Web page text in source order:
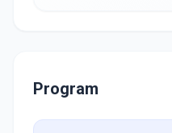
Program